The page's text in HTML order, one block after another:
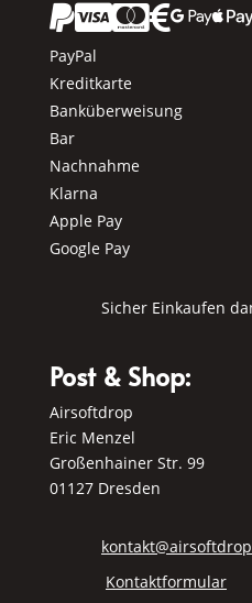
 
PayPal
Kreditkarte
Banküberweisung
Bar
Nachnahme
Klarna
Apple Pay
Google Pay
Sicher Einkaufen
Post & Shop:
Airsoftdrop
Eric Menzel
Großenhainer Str. 99
01127 Dresden
Kontaktformular